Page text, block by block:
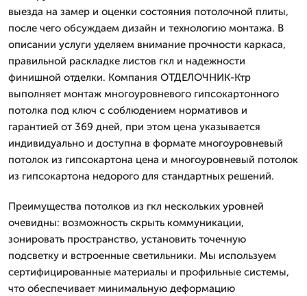
выезда на замер и оценки состояния потолочной плиты,
после чего обсуждаем дизайн и технологию монтажа. В
описании услуги уделяем внимание прочности каркаса,
правильной раскладке листов гкл и надежности
финишной отделки. Компания ОТДЕЛОЧНИК-Ктр
выполняет монтаж многоуровневого гипсокартонного
потолка под ключ с соблюдением нормативов и
гарантией от 369 дней, при этом цена указывается
индивидуально и доступна в формате многоуровневый
потолок из гипсокартона цена и многоуровневый потолок
из гипсокартона недорого для стандартных решений.
Преимущества потолков из гкл нескольких уровней
очевидны: возможность скрыть коммуникации,
зонировать пространство, установить точечную
подсветку и встроенные светильники. Мы используем
сертифицированные материалы и профильные системы,
что обеспечивает минимальную деформацию